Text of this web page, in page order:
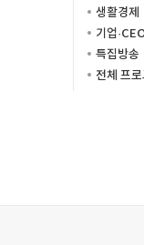
생활경제
기업
특집방송
전체 프